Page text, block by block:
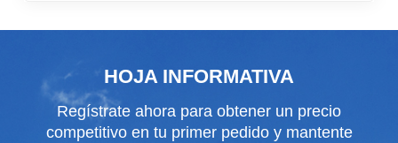
HOJA INFORMATIVA
Regístrate ahora para obtener un precio
competitivo en tu primer pedido y mantente